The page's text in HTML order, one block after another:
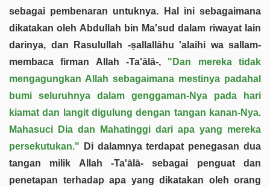
sebagai pembenaran untuknya. Hal ini sebagaimana
dikatakan oleh Abdullah bin Ma'sud dalam riwayat lain
darinya, dan Rasulullah -ṣallallāhu 'alaihi wa sallam-
membaca firman Allah -Ta'ālā-, "Dan mereka tidak
mengagungkan Allah sebagaimana mestinya padahal
bumi seluruhnya dalam genggaman-Nya pada hari
kiamat dan langit digulung dengan tangan kanan-Nya.
Mahasuci Dia dan Mahatinggi dari apa yang mereka
persekutukan." Di dalamnya terdapat penegasan dua
tangan milik Allah -Ta'ālā- sebagai penguat dan
penetapan terhadap apa yang dikatakan oleh orang